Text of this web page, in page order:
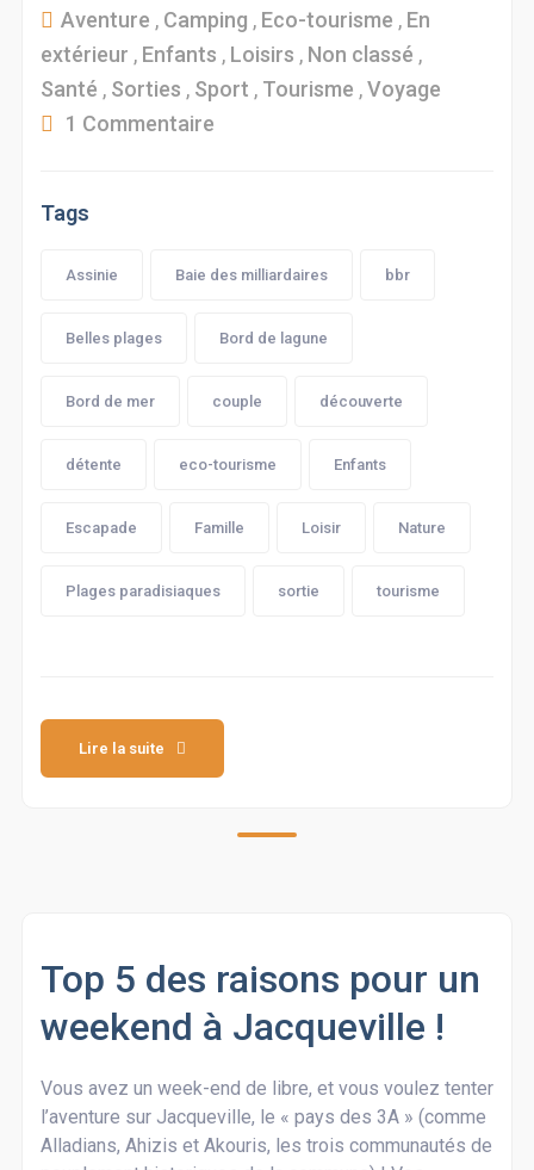
Aventure , Camping , Eco-tourisme , En
extérieur , Enfants , Loisirs , Non classé ,
Santé , Sorties , Sport , Tourisme ,Voyage
1 Commentaire
Tags
Assinie Baie des milliardaires bbr
Belles plages Bord de lagune
Bord de mer couple découverte
détente eco-tourisme Enfants
Escapade Famille Loisir Nature
Plages paradisiaques sortie tourisme
Lire la suite
Top 5 des raisons pour un
weekend à Jacqueville !
Vous avez un week-end de libre, et vous voulez tenter
l’aventure sur Jacqueville, le « pays des 3A » (comme
Alladians, Ahizis et Akouris, les trois communautés de